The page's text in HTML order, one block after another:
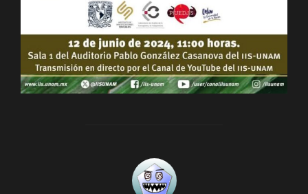
AUTOR DE LA ENTRADA